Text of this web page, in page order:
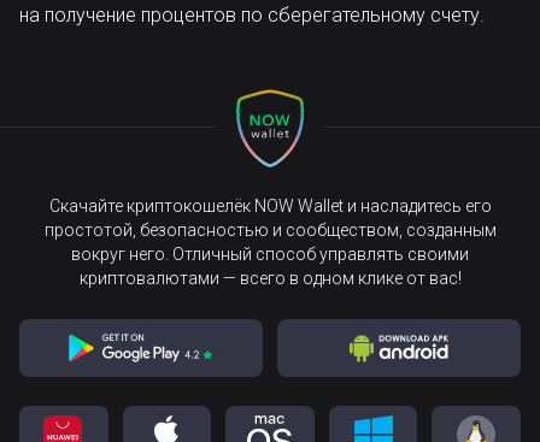
на получение процентов по сберегательному счету.
Скачайте криптокошелёк NOW Wallet и насладитесь его
простотой, безопасностью и сообществом, созданным
вокруг него. Отличный способ управлять своими
криптовалютами — всего в одном клике от вас!